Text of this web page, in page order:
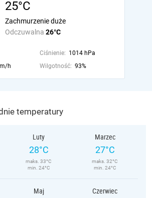
25°C
Odczuwalna 26°C
Zachmurzenie duże
Ciśnienie: 1014 hPa
h Wilgotność: 93%
temperatury
Luty
28°C
maks. 33°C
min. 24°C
Marzec
27°C
maks. 32°C
min. 24°C
Maj Czerwiec